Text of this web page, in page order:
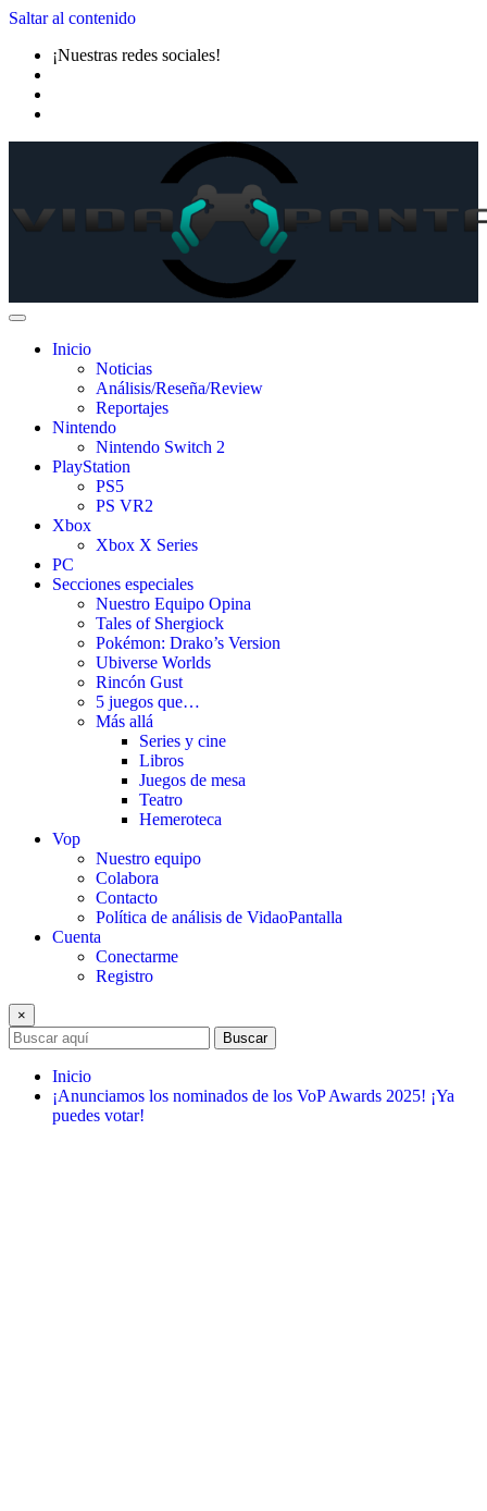
Saltar al contenido
¡Nuestras redes sociales!
Inicio
Noticias
Análisis/Reseña/Review
Reportajes
Nintendo
Nintendo Switch 2
PlayStation
PS5
PS VR2
Xbox
Xbox X Series
PC
Secciones especiales
Nuestro Equipo Opina
Tales of Shergiock
Pokémon: Drako’s Version
Ubiverse Worlds
Rincón Gust
5 juegos que…
Más allá
Series y cine
Libros
Juegos de mesa
Teatro
Hemeroteca
Vop
Nuestro equipo
Colabora
Contacto
Política de análisis de VidaoPantalla
Cuenta
Conectarme
Registro
×
Buscar
Inicio
¡Anunciamos los nominados de los VoP Awards 2025! ¡Ya
puedes votar!